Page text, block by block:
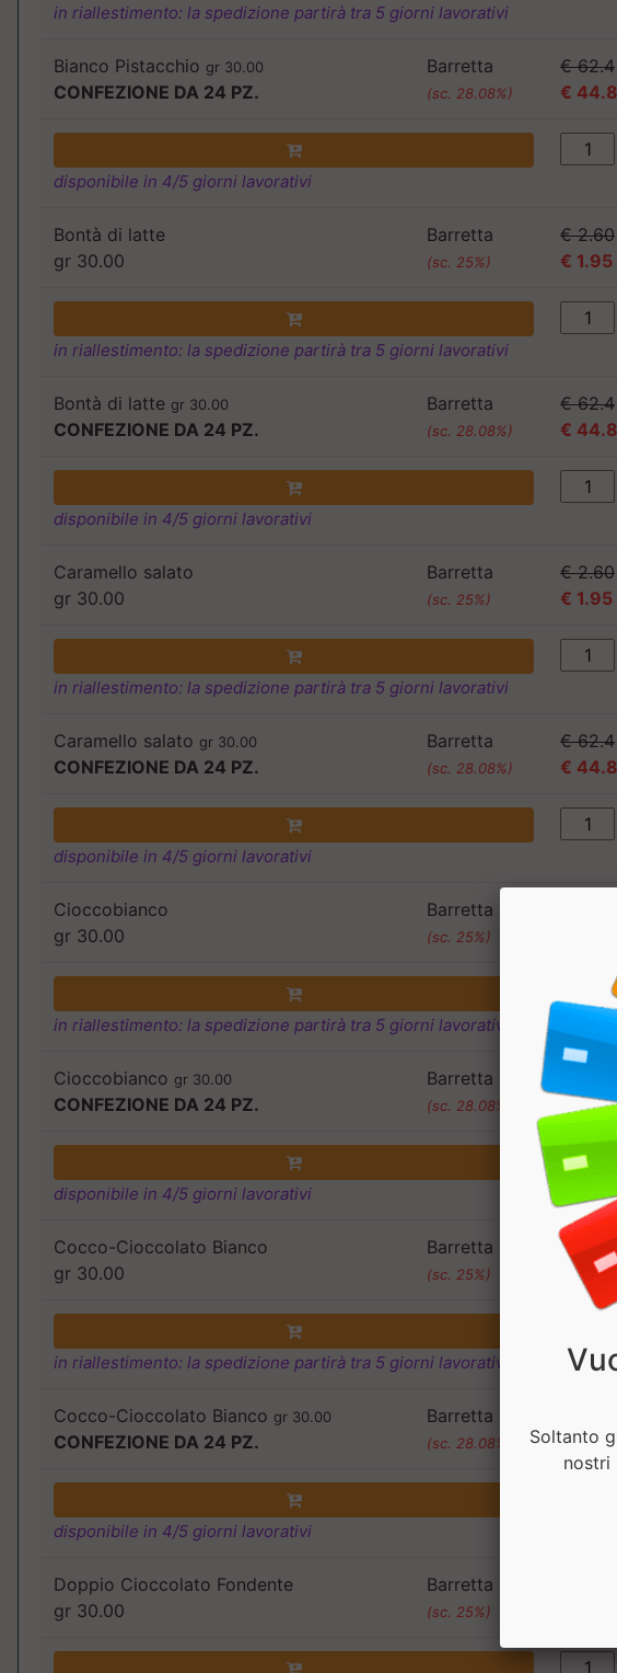
in riallestimento: la spedizione partirà tra 5 giorni lavorativi
Bianco Pistacchio gr 30.00
CONFEZIONE DA 24 PZ.
Barretta
(sc. 28.08%)
€ 62.4
€
disponibile in 4/5 giorni lavorativi
Bontà di latte
gr 30.00
Barretta
(sc. 25%)
€ 2.60
€ 1.95
in riallestimento: la spedizione partirà tra 5 giorni lavorativi
Bontà di latte gr 30.00
CONFEZIONE DA 24 PZ.
Barretta
(sc. 28.08%)
€ 62.4
€
disponibile in 4/5 giorni lavorativi
Caramello salato
gr 30.00
Barretta
(sc. 25%)
€ 2.60
€ 1.95
in riallestimento: la spedizione partirà tra 5 giorni lavorativi
Caramello salato gr 30.00
CONFEZIONE DA 24 PZ.
Barretta
(sc. 28.08%)
€ 62.4
€
disponibile in 4/5 giorni lavorativi
Cioccobianco
gr 30.00
Barretta
(sc. 25%)
in riallestimento: la spedizione partirà tra 5 giorni lavorativi
Cioccobianco gr 30.00
CONFEZIONE DA 24 PZ.
Barretta
(sc. 28.08%)
€ 62.4
€
disponibile in 4/5 giorni lavorativi
Cocco-Cioccolato Bianco
gr 30.00
Barretta
(sc. 25%)
€ 2.60
€ 1.95
in riallestimento: la spedizione partirà tra 5 giorni lavorativi
Cocco-Cioccolato Bianco gr 30.00
CONFEZIONE DA 24 PZ.
Barretta
(sc. 28.08%)
€
disponibile in 4/5 giorni lavorativi
Doppio Cioccolato Fondente
gr 30.00
Barretta
(sc. 25%)
Soltanto
nostri